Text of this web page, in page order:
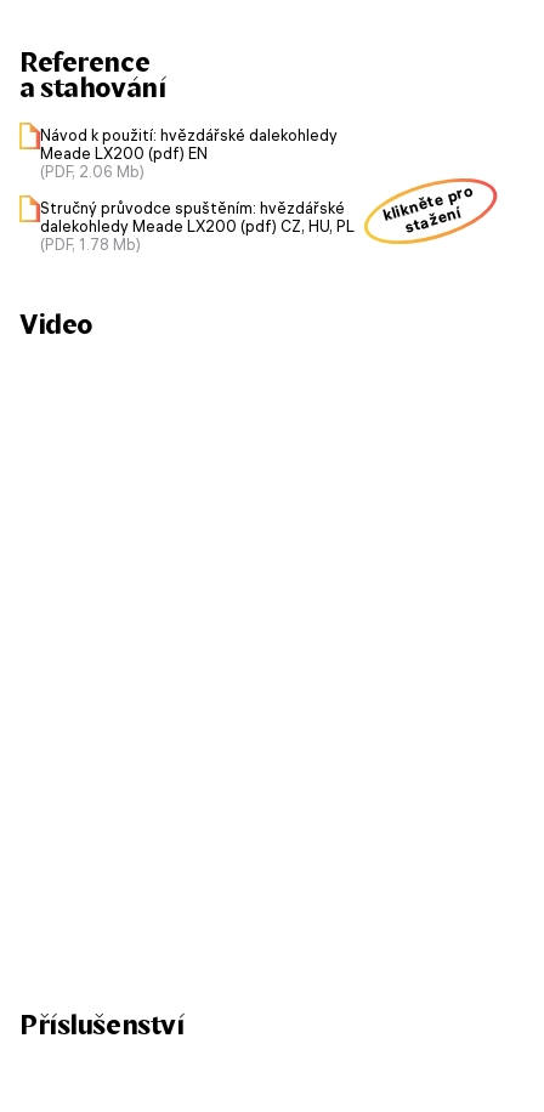
Reference
a stahování
Návod k použití: hvězdářské dalekohledy
Meade LX200 (pdf) EN
(PDF, 2.06 Mb)
Stručný průvodce spuštěním: hvězdářské
dalekohledy Meade LX200 (pdf) CZ, HU, PL
(PDF, 1.78 Mb)
klikněte pro
stažení
Video
Příslušenství